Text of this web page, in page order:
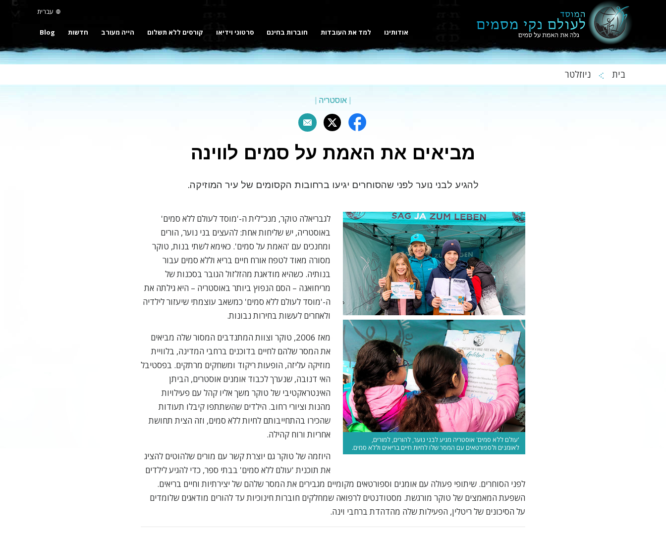
עברית
אודותינו למד את העובדות חוברות בחינם סרטוני וידיאו קורסים ללא תשלום הייה מעורב חדשות Blog
בית ניוזלטר
אוסטריה
מביאים את האמת על סמים לווינה
להגיע לבני נוער לפני שהסוחרים יגיעו ברחובות הקסומים של עיר המוזיקה.
'עולם ללא סמים' אוסטריה מגיע לבני נוער, להורים, למורים,
לאומנים ולספורטאים עם המסר שלו לחיות חיים בריאים וללא סמים.
לגבריאלה טוקר, מנכ"לית ה-'מוסד לעולם ללא סמים'
באוסטריה, יש שליחות אחת: להעצים בני נוער, הורים
ומחנכים עם 'האמת על סמים'. כאימא לשתי בנות, טוקר
מסורה מאוד לטפח אורח חיים בריא וללא סמים עבור
בנותיה. כשהיא מודאגת מהזלזול הגובר בסכנות של
מריחואנה – הסם הנפוץ ביותר באוסטריה – היא גילתה את
ה-'מוסד לעולם ללא סמים' כמשאב עוצמתי שיעזור לילדיה
ולאחרים לעשות בחירות נבונות.
מאז 2006, טוקר וצוות המתנדבים המסור שלה מביאים
את המסר שלהם לחיים בדוכנים ברחבי המדינה, בלוויית
מוזיקה עליזה, הופעות ריקוד ומשחקים מרתקים. בפסטיבל
האי דנובה, שנערך לכבוד אומנים אוסטרים, הביתן
האינטראקטיבי של טוקר משך אליו קהל עם פעילויות
מהנות וציורי רחוב. הילדים שהשתתפו קיבלו תעודות
שהכירו בהתחייבותם לחיות ללא סמים, וזה הצית תחושת
אחריות ורוח קהילה.
היוזמה של טוקר גם יוצרת קשר עם מורים שלהוטים להציג
את תוכנית 'עולם ללא סמים' בבתי ספר, כדי להגיע לילדים
לפני הסוחרים. שיתופי פעולה עם אומנים וספורטאים מקומיים מגבירים את המסר שלהם של יצירתיות וחיים בריאים.
השפעת המאמצים של טוקר מורגשת. מסטודנטים לרפואה שמחלקים חוברות חינוכיות עד להורים מודאגים שלומדים
על הסיכונים של ריטלין, הפעילות שלה מהדהדת ברחבי וינה.